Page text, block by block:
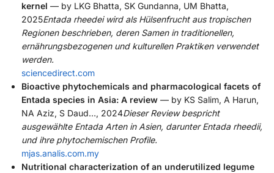
kernel — by LKG Bhatta, SK Gundanna, UM Bhatta,
2025Entada rheedei wird als Hülsenfrucht aus tropischen
Regionen beschrieben, deren Samen in traditionellen,
ernährungsbezogenen und kulturellen Praktiken verwendet
werden.
sciencedirect.com
Bioactive phytochemicals and pharmacological facets of
Entada species in Asia: A review — by KS Salim, A Harun,
NA Aziz, S Daud…, 2024Dieser Review bespricht
ausgewählte Entada Arten in Asien, darunter Entada rheedii,
und ihre phytochemischen Profile.
mjas.analis.com.my
Nutritional characterization of an underutilized legume